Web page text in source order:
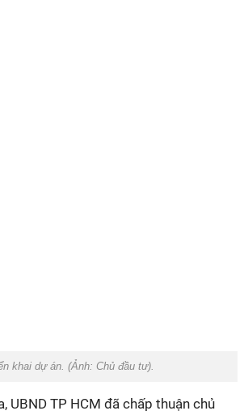
khai dự án. (Ảnh: Chủ đầu tư).
UBND TP HCM đã chấp thuận chủ